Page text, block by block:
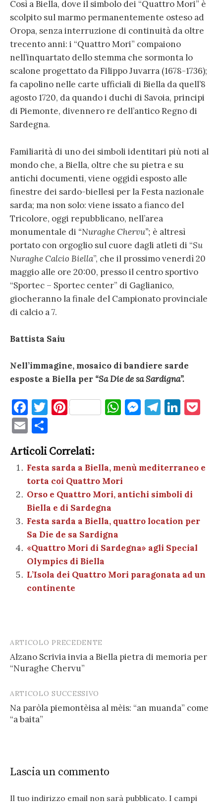
Così a Biella, dove il simbolo dei “Quattro Mori” è
scolpito sul marmo permanentemente osteso ad
Oropa, senza interruzione di continuità da oltre
trecento anni: i “Quattro Mori” compaiono
nell’inquartato dello stemma che sormonta lo
scalone progettato da Filippo Juvarra (1678-1736);
fa capolino nelle carte ufficiali di Biella da quell’8
agosto 1720, da quando i duchi di Savoia, principi
di Piemonte, divennero re dell’antico Regno di
Sardegna.
Familiarità di uno dei simboli identitari più noti al
mondo che, a Biella, oltre che su pietra e su
antichi documenti, viene oggidì esposto alle
finestre dei sardo-biellesi per la Festa nazionale
sarda; ma non solo: viene issato a fianco del
Tricolore, oggi repubblicano, nell’area
monumentale di “Nuraghe Chervu”; è altresì
portato con orgoglio sul cuore dagli atleti di “Su
Nuraghe Calcio Biella”, che il prossimo venerdì 20
maggio alle ore 20:00, presso il centro sportivo
“Sportec – Sportec center” di Gaglianico,
giocheranno la finale del Campionato provinciale
di calcio a 7.
Battista Saiu
Nell’immagine, mosaico di bandiere sarde
esposte a Biella per “Sa Die de sa Sardigna”.
F
a
c
e
b
o
o
k
T
te
r
Pi
es
t
W
A
p
p
M
g
er
T
a
m
Li
dI
n
et
E
m
ai
l
n
di
vi
di
Articoli Correlati:
Festa sarda a Biella, menù mediterraneo e
torta coi Quattro Mori
Orso e Quattro Mori, antichi simboli di
Biella e di Sardegna
Festa sarda a Biella, quattro location per
Sa Die de sa Sardigna
«Quattro Mori di Sardegna» agli Special
Olympics di Biella
L’Isola dei Quattro Mori paragonata ad un
continente
Post
navigation
ARTICOLO PRECEDENTE
Alzano Scrivia invia a Biella pietra di memoria per
“Nuraghe Chervu”
ARTICOLO SUCCESSIVO
Na paròla piemontèisa al mèis: “an muanda” come
“a baita”
Lascia un commento
Il tuo indirizzo email non sarà pubblicato. I campi